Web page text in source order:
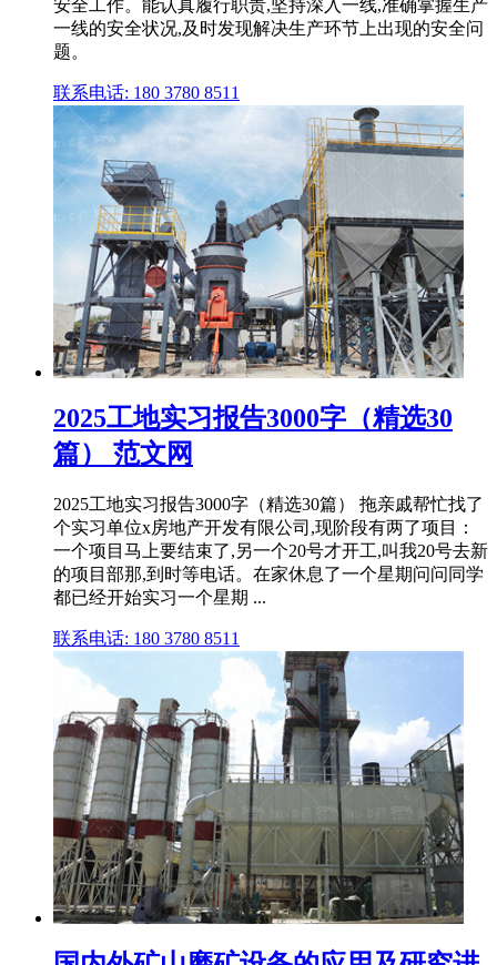
安全工作。能认真履行职责,坚持深入一线,准确掌握生产
一线的安全状况,及时发现解决生产环节上出现的安全问
题。
联系电话: 180 3780 8511
2025工地实习报告3000字（精选30
篇） 范文网
2025工地实习报告3000字（精选30篇） 拖亲戚帮忙找了
个实习单位x房地产开发有限公司,现阶段有两了项目：
一个项目马上要结束了,另一个20号才开工,叫我20号去新
的项目部那,到时等电话。在家休息了一个星期问问同学
都已经开始实习一个星期 ...
联系电话: 180 3780 8511